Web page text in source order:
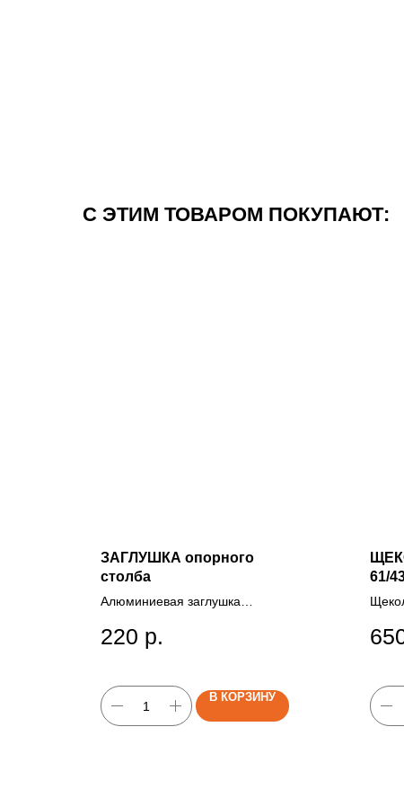
С ЭТИМ ТОВАРОМ ПОКУПАЮТ:
ЗАГЛУШКА опорного
столба
Алюминиевая заглушка
защиты от коррозии.
220 р.
В КОРЗИНУ
61/